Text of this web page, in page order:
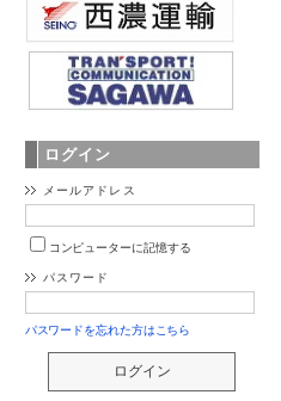
ログイン
メールアドレス
コンピューターに記憶する
パスワード
パスワードを忘れた方はこちら